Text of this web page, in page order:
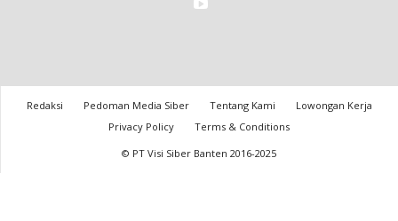
Redaksi Pedoman Media Siber Tentang Kami
Lowongan Kerja
Privacy Policy
Terms & Conditions
© PT Visi Siber Banten 2016-2025